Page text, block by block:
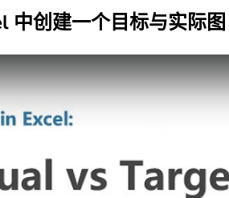
中创建一个目标与实际图